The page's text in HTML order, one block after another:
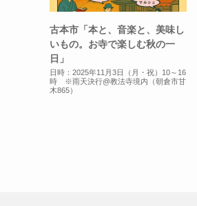
古本市「本と、音楽と、美味し
いもの。お寺で楽しむ秋の一
日」
日時：2025年11月3日（月・祝）10～16
時 ※雨天決行@教法寺境内（朝倉市甘
木865）